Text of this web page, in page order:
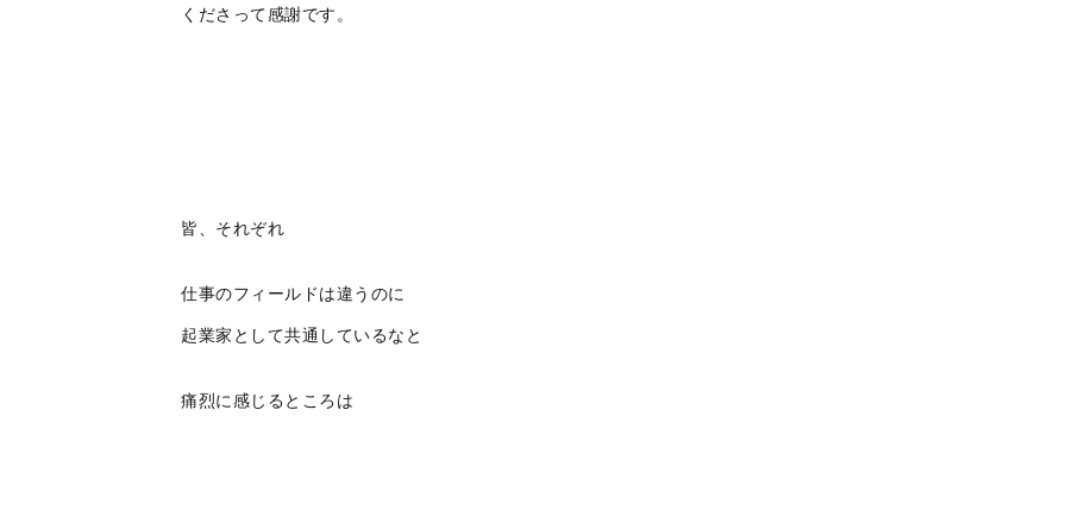
くださって感謝です。
皆、それぞれ
仕事のフィールドは違うのに
起業家として共通しているなと
痛烈に感じるところは